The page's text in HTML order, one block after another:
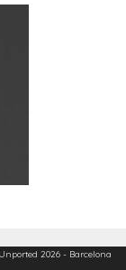
2026 - Barcelona